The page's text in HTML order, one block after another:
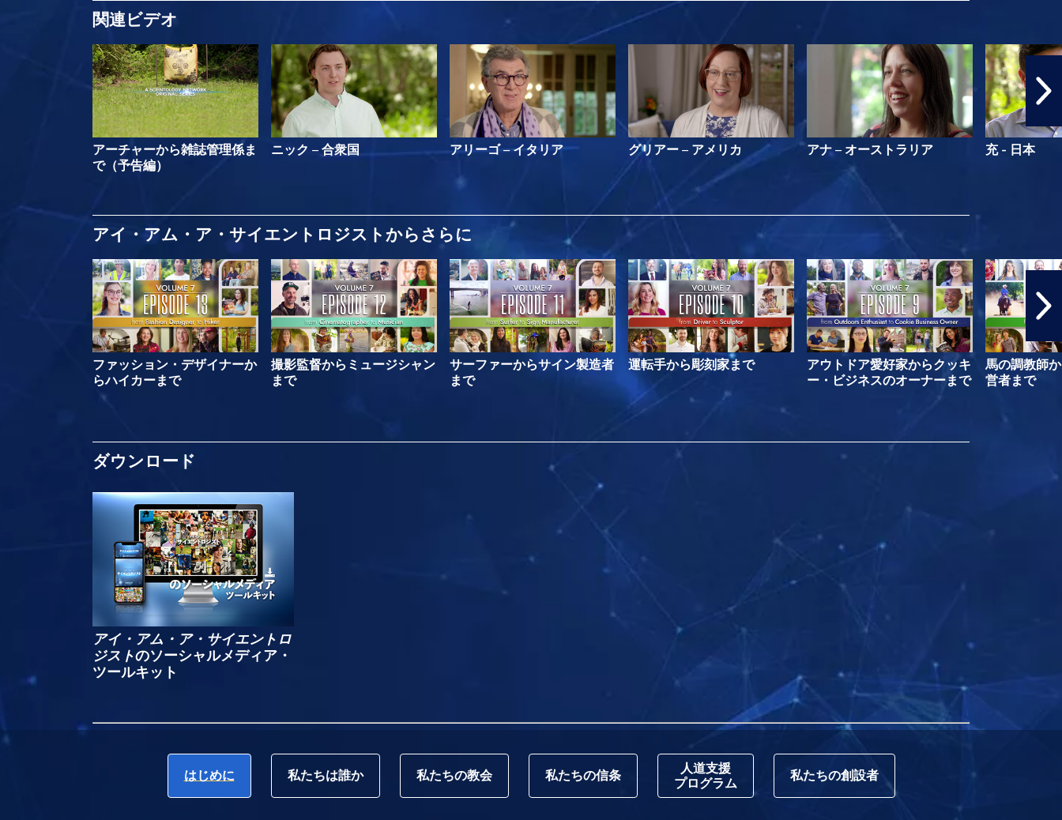
関連ビデオ
アーチャーから雑誌管理係ま
で（予告編）
ニック – 合衆国 アリーゴ – イタリア グリアー – アメリカ アナ – オーストラリア 充 - 日本
アイ・アム・ア・サイエントロジストからさらに
ファッション・デザイナーか
らハイカーまで
撮影監督からミュージシャン
まで
サーファーからサイン製造者
まで
運転手から彫刻家まで
アウトドア愛好家からクッキ
ー・ビジネスのオーナーまで
馬の調教師
営者まで
ダウンロード
アイ・アム・ア・サイエントロ
ジストのソーシャルメディア・
ツールキット
はじめに 私たちは誰か 私たちの教会 私たちの信条
人道支援
プログラム
私たちの創設者